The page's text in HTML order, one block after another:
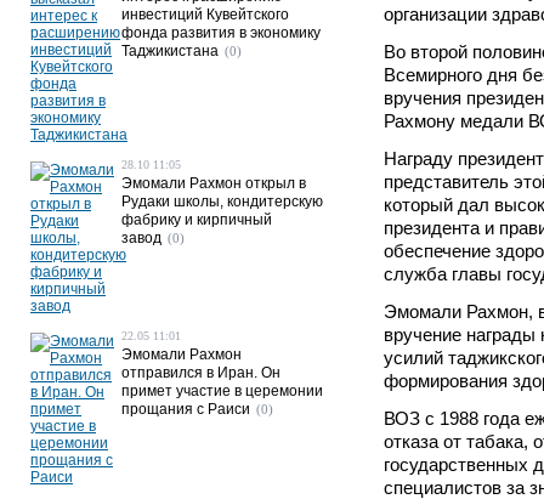
организации
Во второй
Всемирного дня
вручения
Рахмону медали
Награду
представитель
который дал
президента и
обеспечение
служба главы
Эмомали Рахмон,
вручение награды
усилий
формирования
ВОЗ с 1988 года
отказа от табака,
государственных
специалистов за
инвестиций Кувейтского
фонда развития в экономику
Таджикистана (0)
28.10 11:05
Эмомали Рахмон открыл в
Рудаки школы, кондитерскую
фабрику и кирпичный
завод (0)
22.05 11:01
Эмомали Рахмон
отправился в Иран. Он
примет участие в церемонии
прощания с Раиси (0)